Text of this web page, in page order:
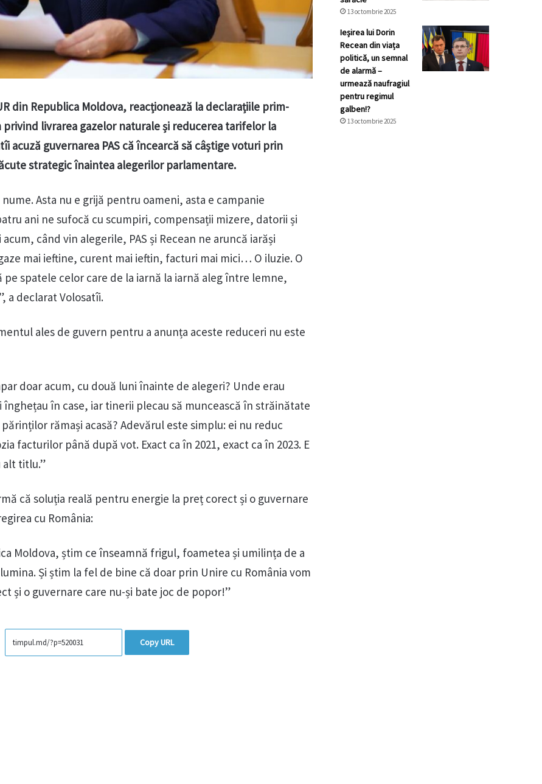
din Republica Moldova, reacționează la declarațiile prim-
privind livrarea gazelor naturale și reducerea tarifelor la
acuză guvernarea PAS că încearcă să câștige voturi prin
strategic înaintea alegerilor parlamentare.
Asta nu e grijă pentru oameni, asta e campanie
ani ne sufocă cu scumpiri, compensații mizere, datorii și
când vin alegerile, PAS și Recean ne aruncă iarăși
mai ieftine, curent mai ieftin, facturi mai mici… O iluzie. O
spatele celor care de la iarnă la iarnă aleg între lemne,
a declarat Volosatîi.
ales de guvern pentru a anunța aceste reduceri nu este
doar acum, cu două luni înainte de alegeri? Unde erau
în case, iar tinerii plecau să muncească în străinătate
rămași acasă? Adevărul este simplu: ei nu reduc
facturilor până după vot. Exact ca în 2021, exact ca în 2023. E
alt titlu.”
că soluția reală pentru energie la preț corect și o guvernare
cu România:
Moldova, știm ce înseamnă frigul, foametea și umilința de a
Și știm la fel de bine că doar prin Unire cu România vom
și o guvernare care nu-și bate joc de popor!”
Copy URL
13 octombrie 2025
Ieșirea lui Dorin
Recean din viața
politică, un semnal
de alarmă –
urmează naufragiul
pentru regimul
galben!?
13 octombrie 2025